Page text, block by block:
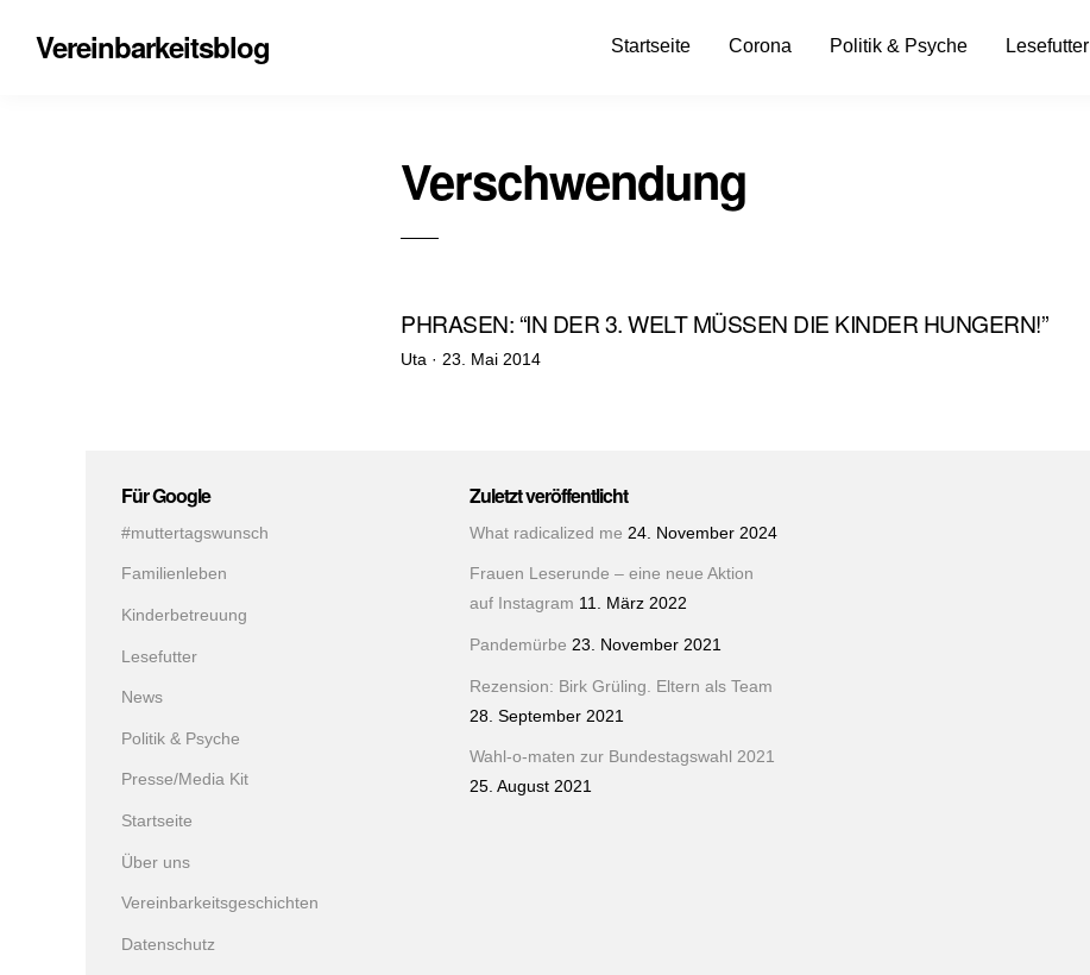
Vereinbarkeitsblog Startseite Corona Politik & Psyche Lesefutter
Verschwendung
PHRASEN: “IN DER 3. WELT MÜSSEN DIE KINDER HUNGERN!”
Uta · Veröffentlicht
23. Mai 2014
Für Google
#muttertagswunsch
Familienleben
Kinderbetreuung
Lesefutter
News
Politik & Psyche
Presse/Media Kit
Startseite
Über uns
Vereinbarkeitsgeschichten
Datenschutz
Zuletzt veröffentlicht
What radicalized me 24. November 2024
Frauen Leserunde – eine neue Aktion
auf Instagram 11. März 2022
Pandemürbe 23. November 2021
Rezension: Birk Grüling. Eltern als Team
28. September 2021
Wahl-o-maten zur Bundestagswahl 2021
25. August 2021